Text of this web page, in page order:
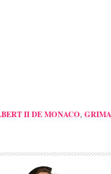
II DE MONACO,